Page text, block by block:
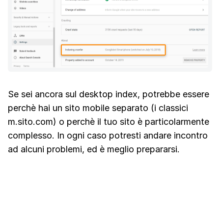
Se sei ancora sul desktop index, potrebbe essere
perchè hai un sito mobile separato (i classici
m.sito.com) o perchè il tuo sito è particolarmente
complesso. In ogni caso potresti andare incontro
ad alcuni problemi, ed è meglio prepararsi.